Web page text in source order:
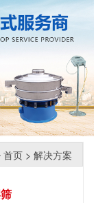
首页 > 解决方案